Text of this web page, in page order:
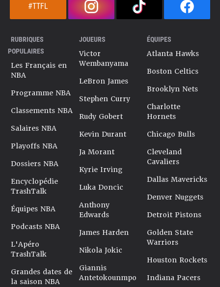
#TTFL
RUBRIQUES
POPULAIRES
Les Français en
NBA
Programme NBA
Classements NBA
Salaires NBA
Playoffs NBA
Dossiers NBA
Encyclopédie
TrashTalk
Équipes NBA
Podcasts NBA
L'Apéro
TrashTalk
Grandes dates de
la saison NBA
JOUEURS
Victor
Wembanyama
LeBron James
Stephen Curry
Rudy Gobert
Kevin Durant
Ja Morant
Kyrie Irving
Luka Doncic
Anthony
Edwards
James Harden
Nikola Jokic
Giannis
Antetokounmpo
ÉQUIPES
Atlanta Hawks
Boston Celtics
Brooklyn Nets
Charlotte
Hornets
Chicago Bulls
Cleveland
Cavaliers
Dallas Mavericks
Denver Nuggets
Detroit Pistons
Golden State
Warriors
Houston Rockets
Indiana Pacers